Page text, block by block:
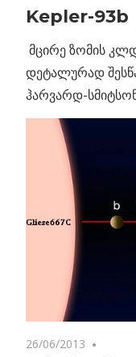
Kepler-93b
მცირე ზომის
დეტალურად
ჰარვარდ-
26/06/2013